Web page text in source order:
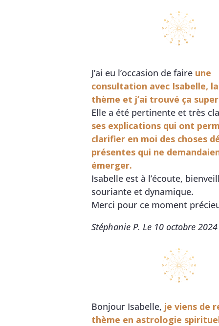
J’ai eu l’occasion de faire une
consultation avec Isabelle,
thème et j’ai trouvé ça
Elle a été pertinente et très
ses explications qui ont
clarifier en moi des choses
présentes qui ne
émerger.
Isabelle est à l’écoute,
souriante et dynamique.
Merci pour ce moment
Stéphanie P. Le 10 octobre 2024
Bonjour Isabelle, je viens de
thème en astrologie